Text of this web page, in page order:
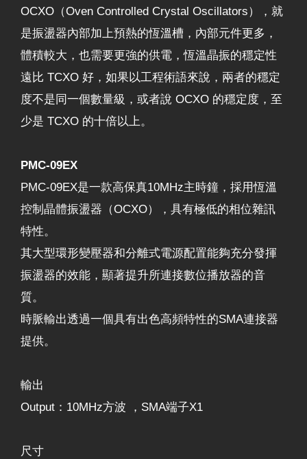
OCXO（Oven Controlled Crystal Oscillators），就
是振盪器內部加上預熱的恆溫槽，內部元件更多，
體積較大，也需要更強的供電，恆溫晶振的穩定性
遠比 TCXO 好，如果以工程術語來說，兩者的穩定
度不是同一個數量級，或者說 OCXO 的穩定度，至
少是 TCXO 的十倍以上。
PMC-09EX
PMC-09EX是一款高保真10MHz主時鐘，採用恆溫
控制晶體振盪器（OCXO），具有極低的相位雜訊
特性。
其大型環形變壓器和分離式電源配置能夠充分發揮
振盪器的效能，顯著提升所連接數位播放器的音
質。
時脈輸出透過一個具有出色高頻特性的SMA連接器
提供。
輸出
Output：10MHz方波 ，SMA端子X1
尺寸